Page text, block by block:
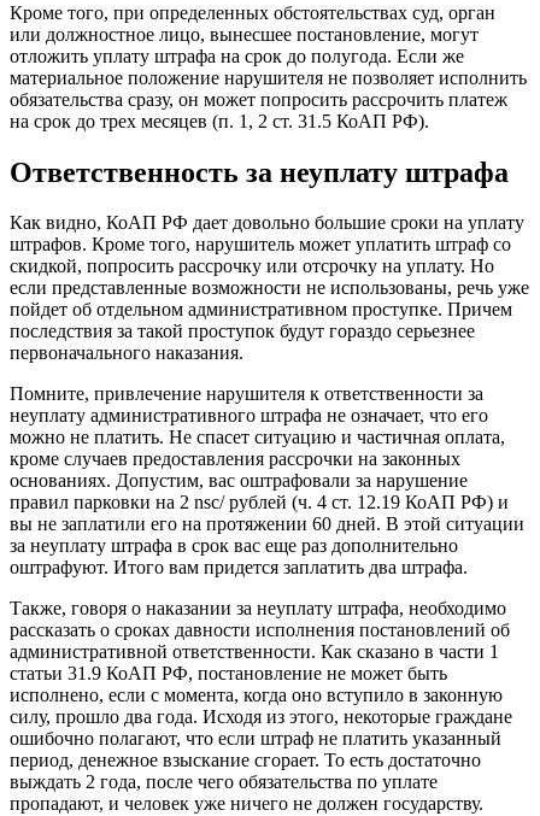
Кроме того, при определенных обстоятельствах суд, орган
или должностное лицо, вынесшее постановление, могут
отложить уплату штрафа на срок до полугода. Если же
материальное положение нарушителя не позволяет исполнить
обязательства сразу, он может попросить рассрочить платеж
на срок до трех месяцев (п. 1, 2 ст. 31.5 КоАП РФ).
Ответственность за неуплату штрафа
Как видно, КоАП РФ дает довольно большие сроки на уплату
штрафов. Кроме того, нарушитель может уплатить штраф со
скидкой, попросить рассрочку или отсрочку на уплату. Но
если представленные возможности не использованы, речь уже
пойдет об отдельном административном проступке. Причем
последствия за такой проступок будут гораздо серьезнее
первоначального наказания.
Помните, привлечение нарушителя к ответственности за
неуплату административного штрафа не означает, что его
можно не платить. Не спасет ситуацию и частичная оплата,
кроме случаев предоставления рассрочки на законных
основаниях. Допустим, вас оштрафовали за нарушение
правил парковки на 2 nsc/ рублей (ч. 4 ст. 12.19 КоАП РФ) и
вы не заплатили его на протяжении 60 дней. В этой ситуации
за неуплату штрафа в срок вас еще раз дополнительно
оштрафуют. Итого вам придется заплатить два штрафа.
Также, говоря о наказании за неуплату штрафа, необходимо
рассказать о сроках давности исполнения постановлений об
административной ответственности. Как сказано в части 1
статьи 31.9 КоАП РФ, постановление не может быть
исполнено, если с момента, когда оно вступило в законную
силу, прошло два года. Исходя из этого, некоторые граждане
ошибочно полагают, что если штраф не платить указанный
период, денежное взыскание сгорает. То есть достаточно
выждать 2 года, после чего обязательства по уплате
пропадают, и человек уже ничего не должен государству.